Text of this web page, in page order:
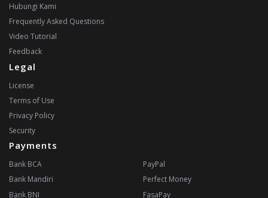
Hubungi Kami
Frequently Asked Questions
Video Tutorial
Feedback
Legal
License
Terms of Use
Privacy Policy
Security
Payments
Bank BCA
Bank Mandiri
Bank BNI
PayPal
Perfect Money
FasaPay